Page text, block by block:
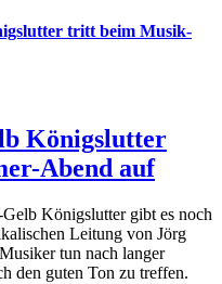
tritt beim Musik-
Königslutter
Abend auf
Königslutter gibt es noch
Leitung von Jörg
tun nach langer
den guten Ton zu treffen.